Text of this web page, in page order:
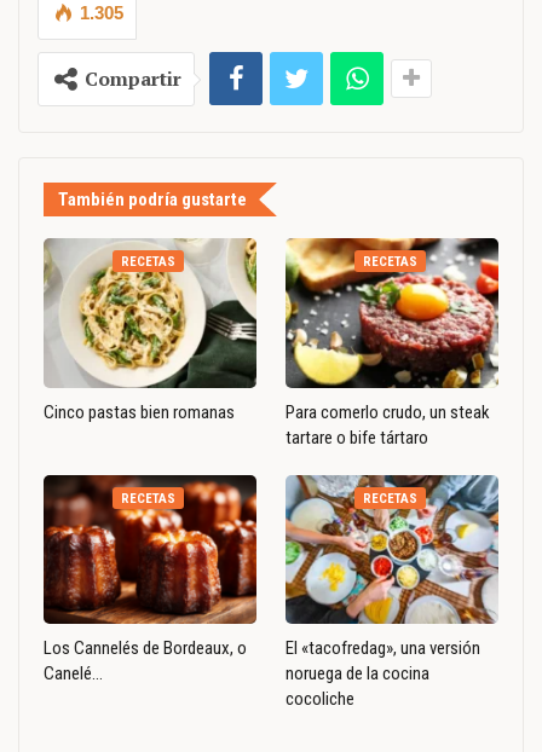
1.305
Compartir
También podría gustarte
RECETAS
Cinco pastas bien romanas
RECETAS
Para comerlo crudo, un steak
tartare o bife tártaro
RECETAS
Los Cannelés de Bordeaux, o
Canelé…
RECETAS
El «tacofredag», una versión
noruega de la cocina
cocoliche